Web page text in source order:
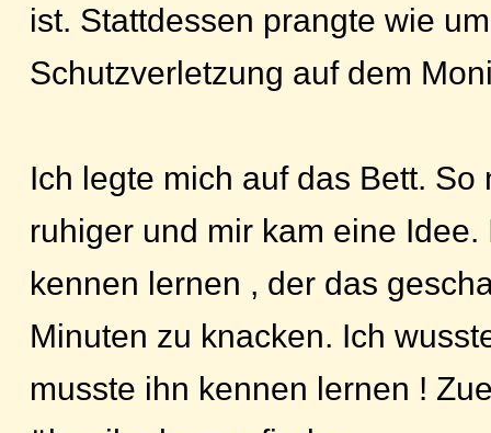
ist. Stattdessen prangte wie
Schutzverletzung auf dem
Ich legte mich auf das Bett.
ruhiger und mir kam eine
kennen lernen , der das
Minuten zu knacken. Ich
musste ihn kennen lernen !